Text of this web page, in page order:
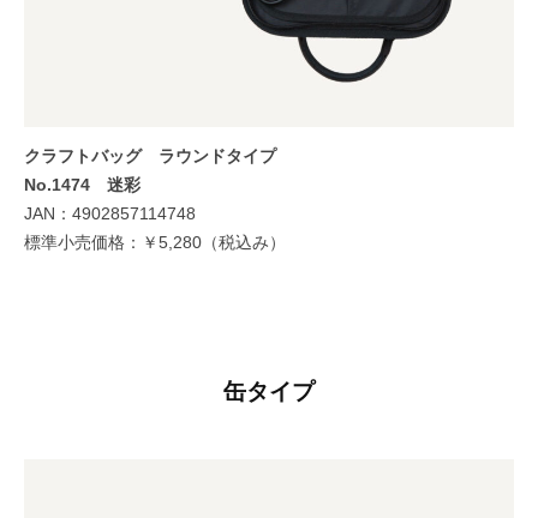
クラフトバッグ
ラウンドタイプ
No.1474 迷彩
JAN：4902857114748
標準小売価格：￥5,280（税込み）
缶タイプ